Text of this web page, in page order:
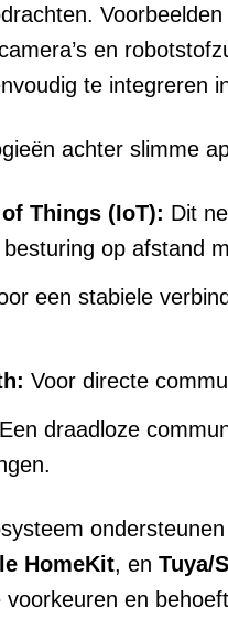
en
te integreren
achter slimme
Things (IoT): Dit
op afstand
een stabiele
Voor directe
Een draadloze
HomeKit, en Tuya/
voorkeuren en